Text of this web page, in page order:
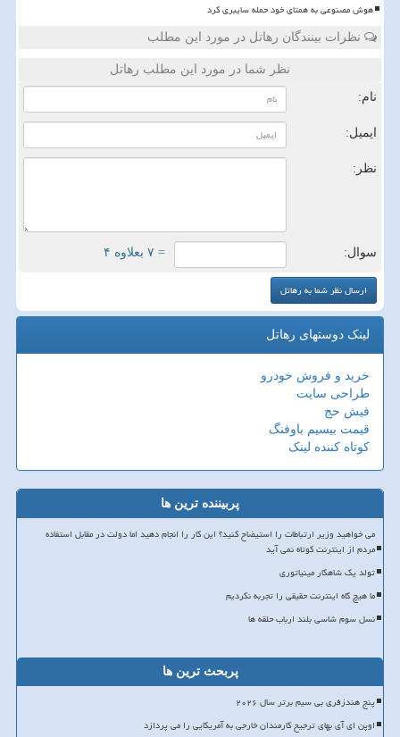
هوش مصنوعی به همتای خود حمله سایبری کرد
نظرات بینندگان رهاتل در مورد این مطلب
نظر شما در مورد این مطلب رهاتل
نام:
ایمیل:
نظر:
سوال: = ۷ بعلاوه ۴
لینک دوستهای رهاتل
خرید و فروش خودرو
طراحی سایت
فیش حج
قیمت بیسیم باوفنگ
کوتاه کننده لینک
پربیننده ترین ها
می خواهید وزیر ارتباطات را استیضاح کنید؟ این کار را انجام دهید اما دولت در مقابل استفاده
مردم از اینترنت کوتاه نمی آید
تولد یک شاهکار مینیاتوری
ما هیچ گاه اینترنت حقیقی را تجربه نکردیم
نسل سوم شاسی بلند ارباب حلقه ها
پربحث ترین ها
پنج هندزفری بی سیم برتر سال ۲۰۲۶
اوپن ای آی بهای ترجیح کارمندان خارجی به آمریکایی را می پردازد